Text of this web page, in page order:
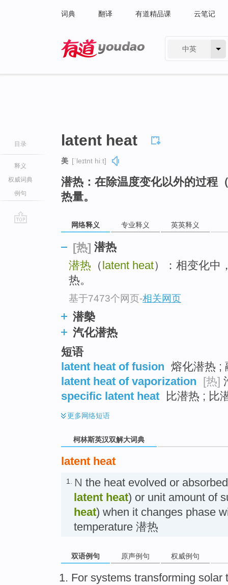
词典 翻译 有道精品课 云笔记
中英
目录
释义
权威词典
例句
latent heat
美 [ˈleɪtnt hiːt]
潜热：在除温度变化以外的过程
热量。
网络释义 专业释义 英英释义
[热] 潜热
潜热 （ latent heat）：相变化中
热。
基于7473个网页-相关网页
潜槷
汽化潜热
短语
latent heat of fusion 熔化潜热 ;
latent heat of vaporization [热]
specific latent heat
比潜热 ; 比
更多网络短语
柯林斯英汉双解大词典
latent heat
1. N the heat evolved or
latent heat) or unit amount of
heat) when it changes phase
temperature 潜热
双语例句 原声例句 权威例句
For systems transforming solar